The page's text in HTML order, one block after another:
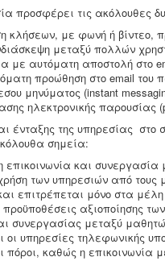
προσφέρει τις ακόλουθες
κλήσεων, με φωνή ή βίντεο,
μεταξύ πολλών
με αυτόματη αποστολή στο
προώθηση στο email του
μηνύματος (instant
ηλεκτρονικής παρουσίας
ένταξης της υπηρεσίας στο
σημεία:
επικοινωνία και
των υπηρεσιών από
επιτρέπεται μόνο στα
προϋποθέσεις αξιοποίησης
συνεργασίας μεταξύ
οι υπηρεσίες τηλεφωνικής
πόροι, καθώς η